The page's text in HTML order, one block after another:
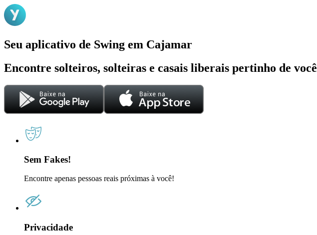
Seu aplicativo de Swing em Cajamar
Encontre solteiros, solteiras e casais liberais pertinho de você
Sem Fakes!
Encontre apenas pessoas reais próximas à você!
Privacidade